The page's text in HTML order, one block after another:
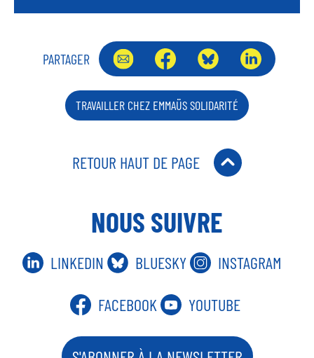
PARTAGER
TRAVAILLER CHEZ EMMAÜS SOLIDARITÉ
NOUS SUIVRE
LINKEDIN BLUESKY INSTAGRAM
FACEBOOK YOUTUBE
RETOUR HAUT DE PAGE